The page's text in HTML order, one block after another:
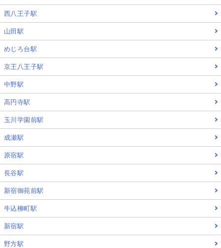
西八王子駅
山田駅
めじろ台駅
京王八王子駅
中野駅
高円寺駅
玉川学園前駅
成瀬駅
原宿駅
長谷駅
新宿御苑前駅
牛込柳町駅
新宿駅
野方駅